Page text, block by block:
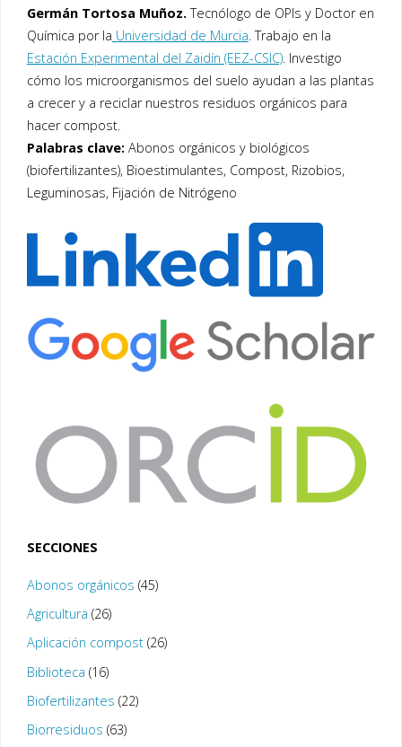
Germán Tortosa Muñoz.Tecnólogo de OPIs y Doctor en
Química por la Universidad de Murcia. Trabajo en la
Estación Experimental del Zaidín (EEZ-CSIC). Investigo
cómo los microorganismos del suelo ayudan a las plantas
a crecer y a reciclar nuestros residuos orgánicos para
hacer compost.
Palabras clave:Abonos orgánicos y biológicos
(biofertilizantes), Bioestimulantes, Compost, Rizobios,
Leguminosas, Fijación de Nitrógeno
SECCIONES
Abonos orgánicos (45)
Agricultura (26)
Aplicación compost(26)
Biblioteca (16)
Biofertilizantes (22)
Biorresiduos (63)